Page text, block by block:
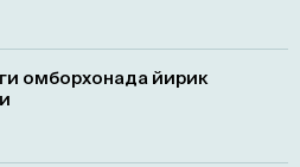
омборхонада йирик